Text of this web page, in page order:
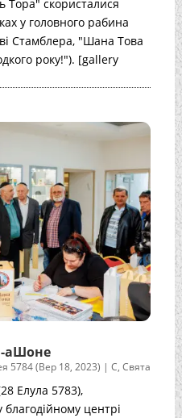
Тора" скористалися
у головного рабина
Стамблера, "Шана Това
року!"). [gallery
аШоне
5784 (Вер 18, 2023) |С,Свята
Елула 5783),
центрі